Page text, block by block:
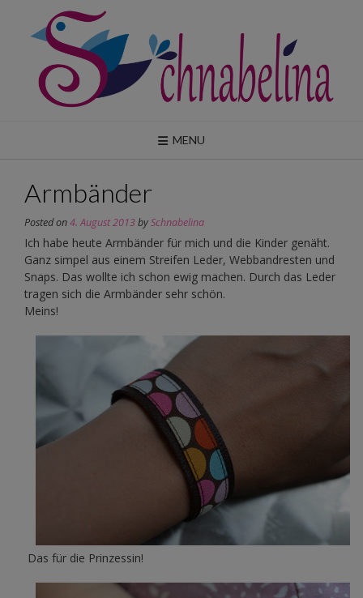
content
MENU
Armbänder
Posted on4. August 2013bySchnabelina
Ich habe heute Armbänder für mich und die Kinder genäht.
Ganz simpel aus einem Streifen Leder, Webbandresten und
Snaps. Das wollte ich schon ewig machen. Durch das Leder
tragen sich die Armbänder sehr schön.
Meins!
Das für die Prinzessin!